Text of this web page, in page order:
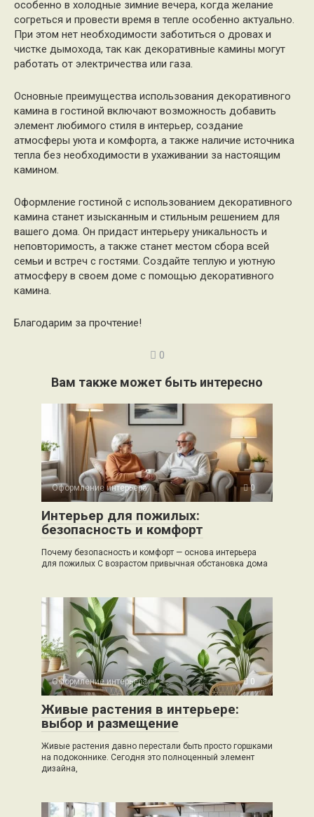
особенно в холодные зимние вечера, когда желание
согреться и провести время в тепле особенно актуально.
При этом нет необходимости заботиться о дровах и
чистке дымохода, так как декоративные камины могут
работать от электричества или газа.
Основные преимущества использования декоративного
камина в гостиной включают возможность добавить
элемент любимого стиля в интерьер, создание
атмосферы уюта и комфорта, а также наличие источника
тепла без необходимости в ухаживании за настоящим
камином.
Оформление гостиной с использованием декоративного
камина станет изысканным и стильным решением для
вашего дома. Он придаст интерьеру уникальность и
неповторимость, а также станет местом сбора всей
семьи и встреч с гостями. Создайте теплую и уютную
атмосферу в своем доме с помощью декоративного
камина.
Благодарим за прочтение!
0
Вам также может быть интересно
Оформление интерьера 0
Интерьер для пожилых:
безопасность и комфорт
Почему безопасность и комфорт — основа интерьера
для пожилых С возрастом привычная обстановка дома
Оформление интерьера 0
Живые растения в интерьере:
выбор и размещение
Живые растения давно перестали быть просто горшками
на подоконнике. Сегодня это полноценный элемент
дизайна,